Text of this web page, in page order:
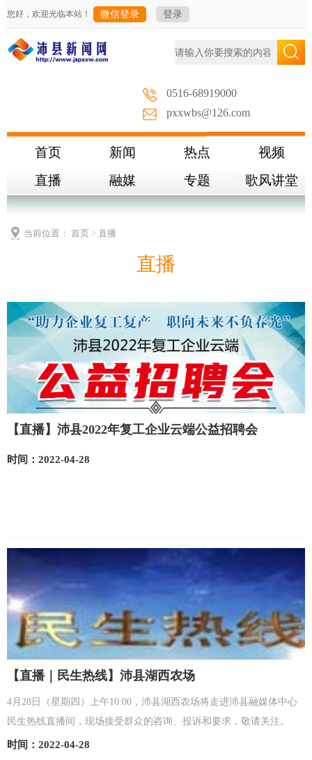
您好，欢迎光临本站！ 微信登录 登录
0516-68919000
pxxwbs@126.com
首页 新闻 热点
视频
直播
融媒 专题 歌风讲堂
当前位置： 首页 > 直播
直播
【直播】沛县2022年复工企业云端公益招聘会
时间：2022-04-28
【直播｜民生热线】沛县湖西农场
4月28日（星期四）上午10:00，沛县湖西农场将走进沛县融媒体中心
民生热线直播间，现场接受群众的咨询、投诉和要求，敬请关注。
时间：2022-04-28